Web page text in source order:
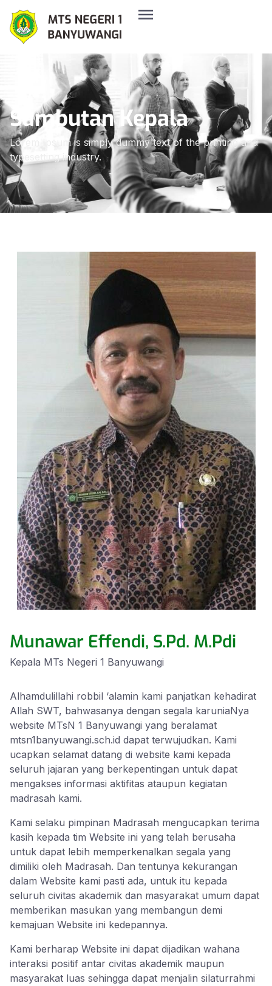
Sambutan Kepala
Lorem Ipsum is simply dummy text of the printing and
typesetting industry.
Munawar Effendi, S.Pd. M.Pdi
Kepala MTs Negeri 1 Banyuwangi
Alhamdulillahi robbil ‘alamin kami panjatkan kehadirat
Allah SWT, bahwasanya dengan segala karuniaNya
website MTsN 1 Banyuwangi yang beralamat
mtsn1banyuwangi.sch.id dapat terwujudkan. Kami
ucapkan selamat datang di website kami kepada
seluruh jajaran yang berkepentingan untuk dapat
mengakses informasi aktifitas ataupun kegiatan
madrasah kami.
Kami selaku pimpinan Madrasah mengucapkan terima
kasih kepada tim Website ini yang telah berusaha
untuk dapat lebih memperkenalkan segala yang
dimiliki oleh Madrasah. Dan tentunya kekurangan
dalam Website kami pasti ada, untuk itu kepada
seluruh civitas akademik dan masyarakat umum dapat
memberikan masukan yang membangun demi
kemajuan Website ini kedepannya.
Kami berharap Website ini dapat dijadikan wahana
interaksi positif antar civitas akademik maupun
masyarakat luas sehingga dapat menjalin silaturrahmi